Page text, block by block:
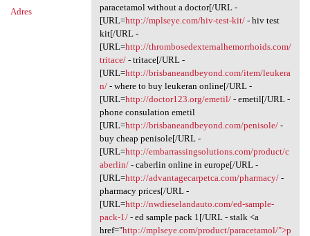
Adres
paracetamol without a doctor[/URL -
[URL=http://mplseye.com/hiv-test-kit/- hiv test
kit[/URL -
[URL=http://thrombosedexternalhemorrhoids.com/
tritace/- tritace[/URL -
[URL=http://brisbaneandbeyond.com/item/leukera
n/- where to buy leukeran online[/URL -
[URL=http://doctor123.org/emetil/- emetil[/URL -
phone consulation emetil
[URL=http://brisbaneandbeyond.com/penisole/-
buy cheap penisole[/URL -
[URL=http://embarrassingsolutions.com/product/c
aberlin/- caberlin online in europe[/URL -
[URL=http://advantagecarpetca.com/pharmacy/-
pharmacy prices[/URL -
[URL=http://nwdieselandauto.com/ed-sample-
pack-1/- ed sample pack 1[/URL - stalk <a
href="http://mplseye.com/product/paracetamol/">p